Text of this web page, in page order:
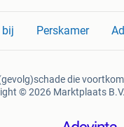
bij Perskamer
die
© 2026 Marktplaats